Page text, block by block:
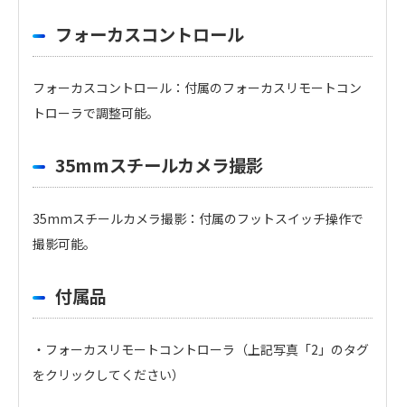
フォーカスコントロール
フォーカスコントロール：付属のフォーカスリモートコン
トローラで調整可能。
35mmスチールカメラ撮影
35mmスチールカメラ撮影：付属のフットスイッチ操作で
撮影可能。
付属品
・フォーカスリモートコントローラ（上記写真「2」のタグ
をクリックしてください）